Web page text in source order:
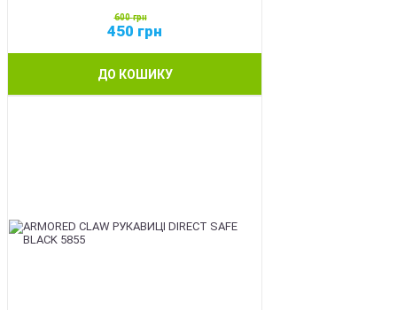
600грн
450 грн
ДО КОШИКУ